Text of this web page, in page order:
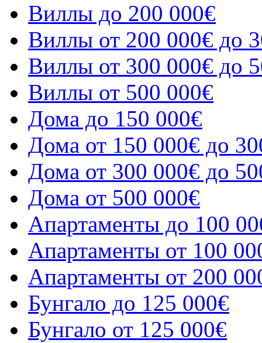
Виллы до 200 000€
Виллы от 200 000€ до
Виллы от 300 000€ до
Виллы от 500 000€
Дома до 150 000€
Дома от 150 000€ до
Дома от 300 000€ до
Дома от 500 000€
Апартаменты до 100
Апартаменты от 100
Апартаменты от 200
Бунгало до 125 000€
Бунгало от 125 000€